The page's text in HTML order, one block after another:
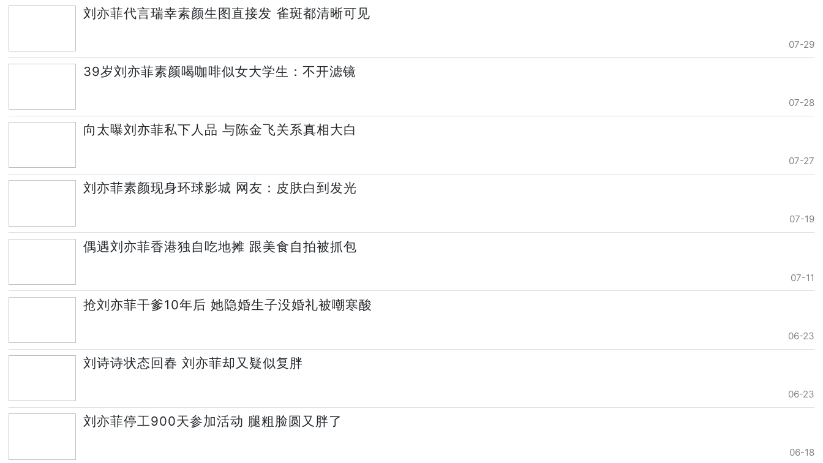
刘亦菲代言瑞幸素颜生图直接发 雀斑都清晰可见
07-29
39岁刘亦菲素颜喝咖啡似女大学生：不开滤镜
07-28
向太曝刘亦菲私下人品 与陈金飞关系真相大白
07-27
刘亦菲素颜现身环球影城 网友：皮肤白到发光
07-19
偶遇刘亦菲香港独自吃地摊 跟美食自拍被抓包
07-11
抢刘亦菲干爹10年后 她隐婚生子没婚礼被嘲寒酸
06-23
刘诗诗状态回春 刘亦菲却又疑似复胖
06-23
刘亦菲停工900天参加活动 腿粗脸圆又胖了
06-18